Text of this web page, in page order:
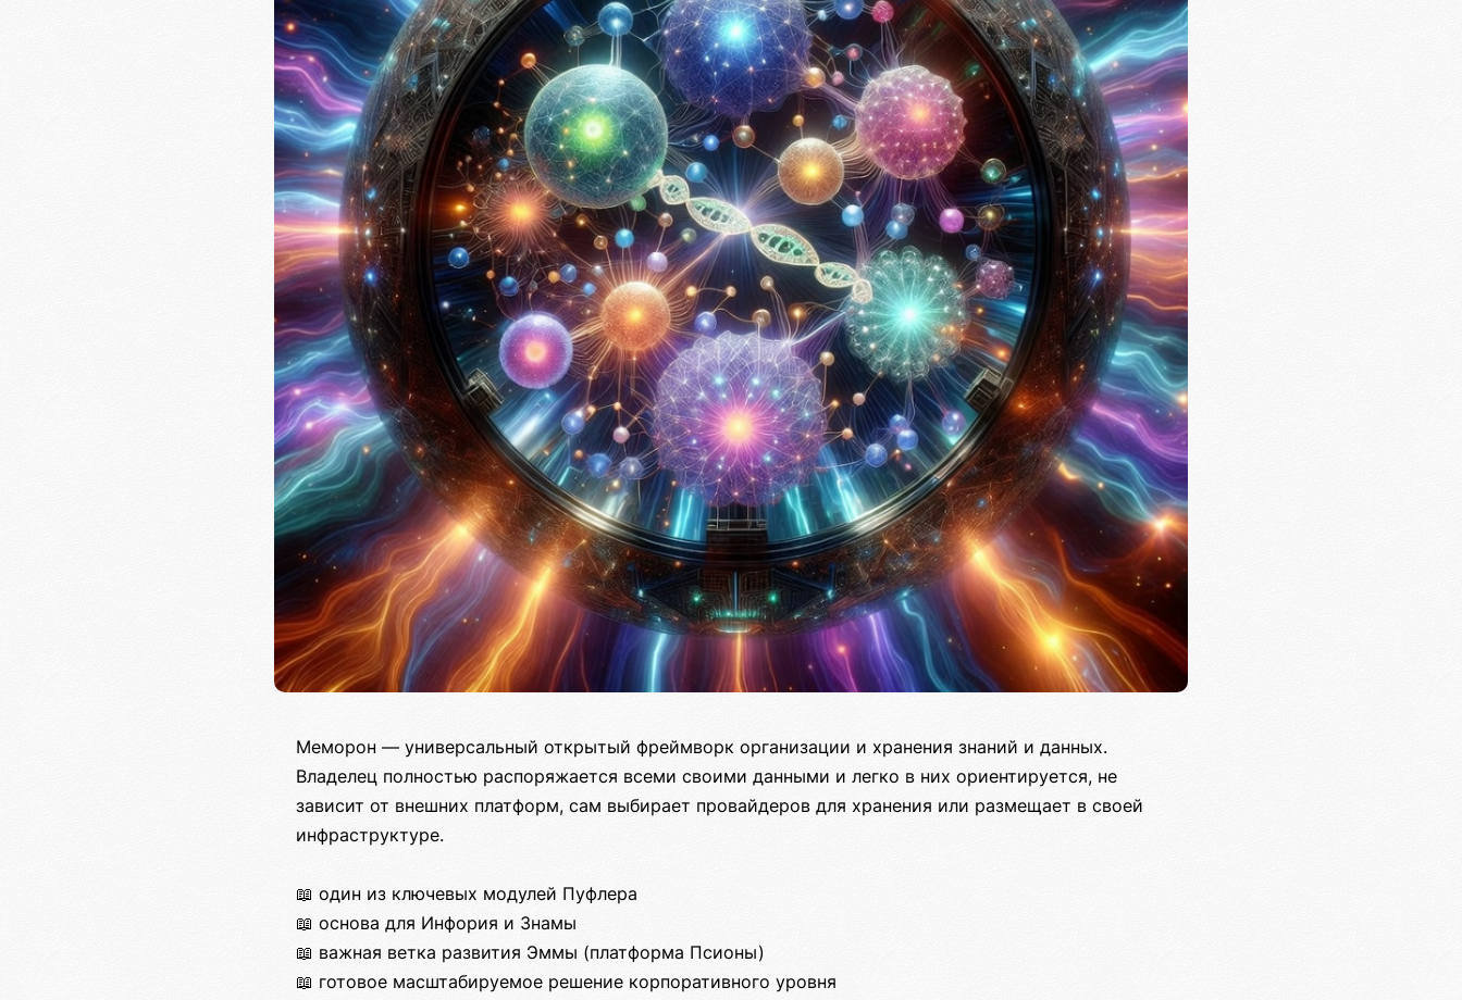
Меморон — универсальный открытый фреймворк организации и хранения знаний и данных.
Владелец полностью распоряжается всеми своими данными и легко в них ориентируется, не
зависит от внешних платформ, сам выбирает провайдеров для хранения или размещает в своей
инфраструктуре.
📖 один из ключевых модулей Пуфлера
📖 основа для Инфория и Знамы
📖 важная ветка развития Эммы (платформа Псионы)
📖 готовое масштабируемое решение корпоративного уровня